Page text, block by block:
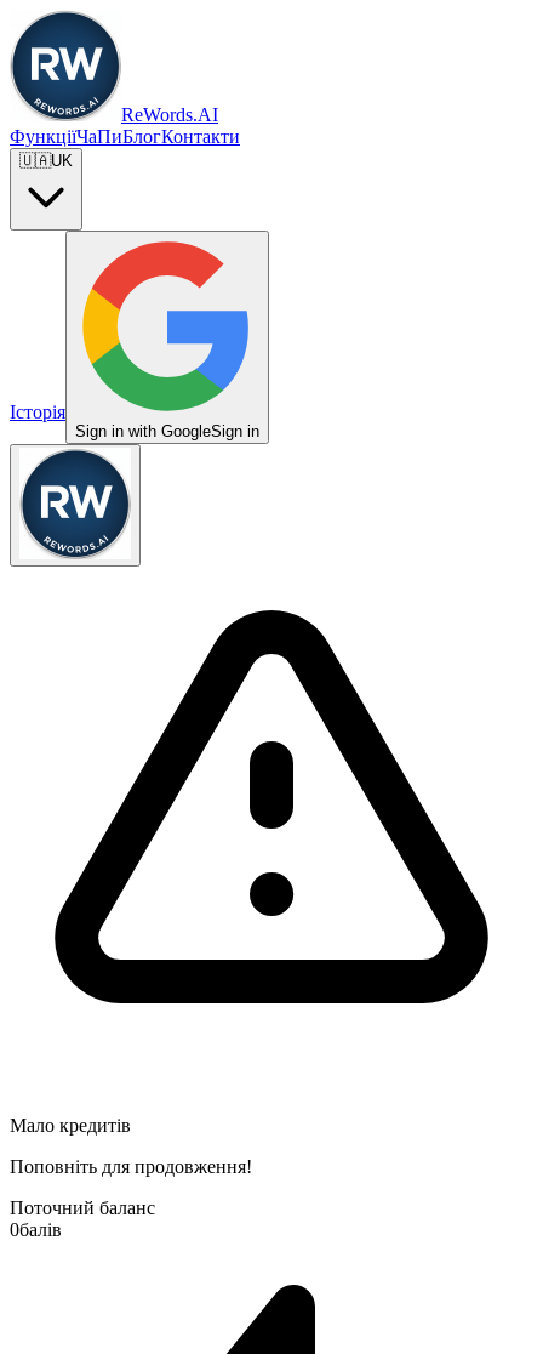
ReWords.AI
ФункціїЧаПиБлогКонтакти
🇺🇦UK
Історія
Sign in with GoogleSign in
Мало кредитів
Поповніть для продовження!
Поточний баланс
0балів